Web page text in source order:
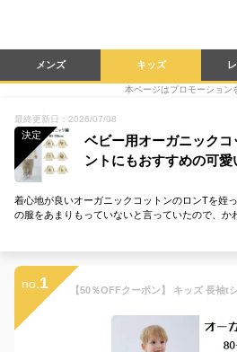
メンズ キッズ
本ページはプロモーション
最終更新日：2026/07/08
決定
ベビー用オーガニック
ントにもおすすめの可愛
着心地が良いオーガニックコットンのロンTを姪
の服をあまりもっていないと言っていたので、か
no. 1